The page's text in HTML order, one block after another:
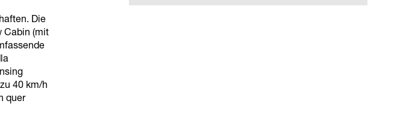
Die
Cabin (mit
40 km/h
quer